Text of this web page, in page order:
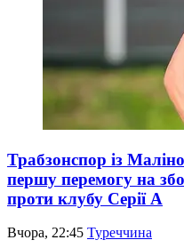
Трабзонспор із
першу перемогу на
проти клубу Серії А
Вчора, 22:45 Туреччина